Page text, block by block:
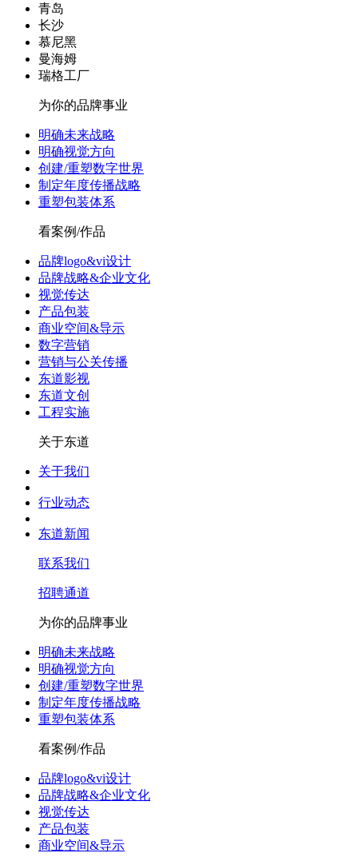
青岛
长沙
慕尼黑
曼海姆
瑞格工厂
为你的品牌事业
明确未来战略
明确视觉方向
创建/重塑数字世界
制定年度传播战略
重塑包装体系
看案例/作品
品牌logo&vi设计
品牌战略&企业文化
视觉传达
产品包装
商业空间&导示
数字营销
营销与公关传播
东道影视
东道文创
工程实施
关于东道
关于我们
行业动态
东道新闻
联系我们
招聘通道
为你的品牌事业
明确未来战略
明确视觉方向
创建/重塑数字世界
制定年度传播战略
重塑包装体系
看案例/作品
品牌logo&vi设计
品牌战略&企业文化
视觉传达
产品包装
商业空间&导示